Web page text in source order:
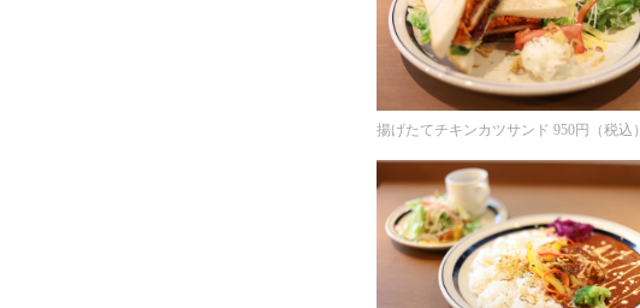
揚げたてチキンカツサンド 950円（税込）